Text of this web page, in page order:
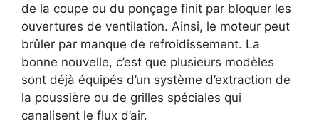
de la coupe ou du ponçage finit par bloquer les
ouvertures de ventilation. Ainsi, le moteur peut
brûler par manque de refroidissement. La
bonne nouvelle, c’est que plusieurs modèles
sont déjà équipés d’un système d’extraction de
la poussière ou de grilles spéciales qui
canalisent le flux d’air.